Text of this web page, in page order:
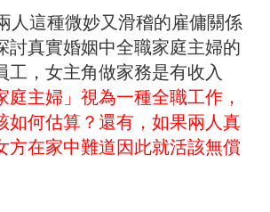
這種微妙又滑稽的雇傭關係
討真實婚姻中全職家庭主婦的
工，女主角做家務是有收入
庭主婦」視為一種全職工作，
如何估算？還有，如果兩人真
方在家中難道因此就活該無償